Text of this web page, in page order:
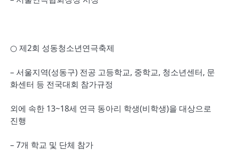
○ 제2회 성동청소년연극축제
– 서울지역(성동구) 전공 고등학교, 중학교, 청소년센터, 문
화센터 등 전국대회 참가규정
외에 속한 13~18세 연극 동아리 학생(비학생)을 대상으로
진행
– 7개 학교 및 단체 참가